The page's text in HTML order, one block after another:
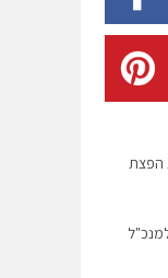
הפצת